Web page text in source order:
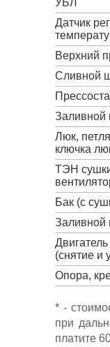
УБЛ
Датчик
Верхний
Сливной
Заливной
Люк,
ключка
ТЭН
Бак (с
Заливной
(снятие и
Опора,
* -
при
платите